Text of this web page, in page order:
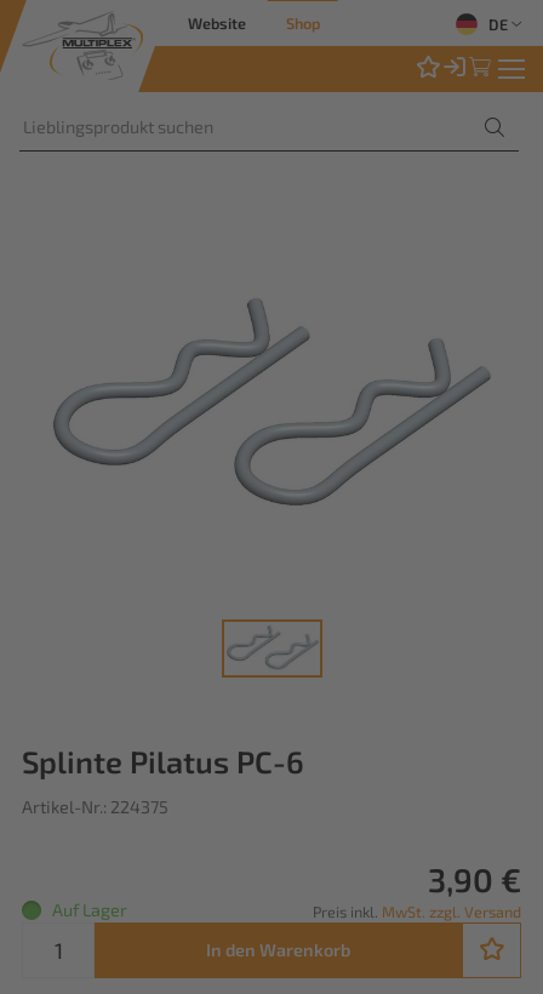
Website Shop DE
Splinte Pilatus PC-6
Artikel-Nr.: 224375
3,90 €
Preis inkl. MwSt. zzgl. Versand
Auf Lager
In den Warenkorb